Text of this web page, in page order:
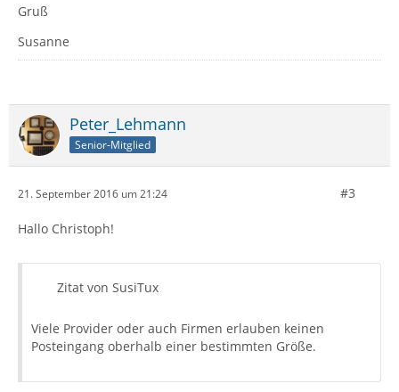
Gruß
Susanne
Peter_Lehmann
Senior-Mitglied
21. September 2016 um 21:24 #3
Hallo Christoph!
Zitat von SusiTux
Viele Provider oder auch Firmen erlauben keinen
Posteingang oberhalb einer bestimmten Größe.